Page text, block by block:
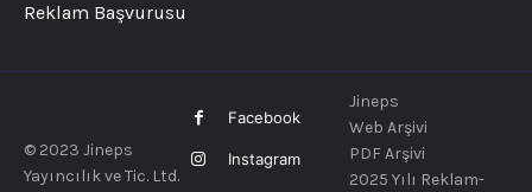
Reklam Başvurusu
© 2023 Jineps
Yayıncılık ve Tic. Ltd.
Facebook
Instagram
Jineps
Web Arşivi
PDF Arşivi
2025 Yılı Reklam-